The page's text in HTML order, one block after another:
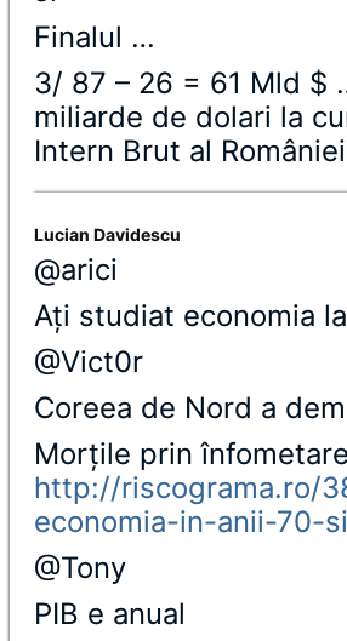
Finalul …
3/ 87 – 26 = 61 Mld $
miliarde de dolari la
Intern Brut al
Lucian Davidescu
@arici
Aţi studiat economia
@Vict0r
Coreea de Nord a
Morţile prin
http://riscograma.ro/
economia-in-anii-70-
@Tony
PIB e anual